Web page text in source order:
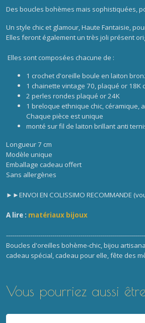
Des boucles bohèmes mais sophistiquées,
Un style chic et glamour, Haute Fantaisie,
Elles feront également un très joli présent
Elles sont composées chacune de :
1 crochet d'oreille boule en laiton
1 chainette vintage 70,plaqué or 18K
2 perles rondes plaqué or 24K
1 breloque ethnique chic, céramique,
Chaque pièce est unique
monté sur fil de laiton brillant anti
Longueur 7 cm
Modèle unique
Emballage cadeau offert
Sans allergènes
►►ENVOI EN COLISSIMO RECOMMANDE
A lire : matériaux bijoux
Boucles d'oreilles bohème-chic, bijou
cadeau spécial, cadeau pour elle, fête des
Vous pourriez aussi